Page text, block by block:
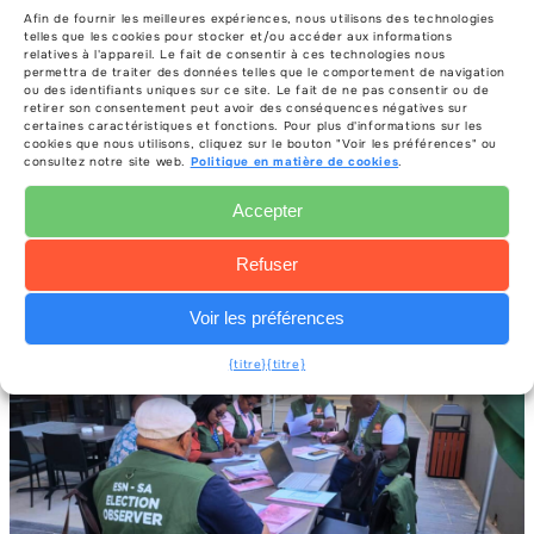
Afin de fournir les meilleures expériences, nous utilisons des technologies
telles que les cookies pour stocker et/ou accéder aux informations
relatives à l'appareil. Le fait de consentir à ces technologies nous
permettra de traiter des données telles que le comportement de navigation
ou des identifiants uniques sur ce site. Le fait de ne pas consentir ou de
retirer son consentement peut avoir des conséquences négatives sur
certaines caractéristiques et fonctions. Pour plus d'informations sur les
cookies que nous utilisons, cliquez sur le bouton "Voir les préférences" ou
consultez notre site web. Politique en matière de cookies
Accepter
Refuser
Voir les préférences
{titre}{titre}